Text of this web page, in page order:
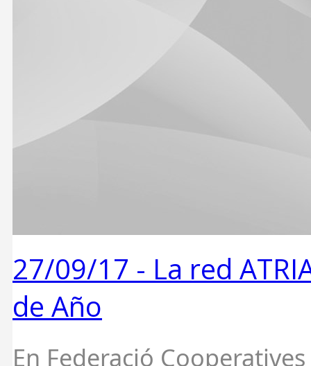
27/09/17 - La red
de Año
En Federació